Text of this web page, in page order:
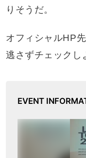
りそうだ。
オフィシャルHP
逃さずチェックし
EVENT